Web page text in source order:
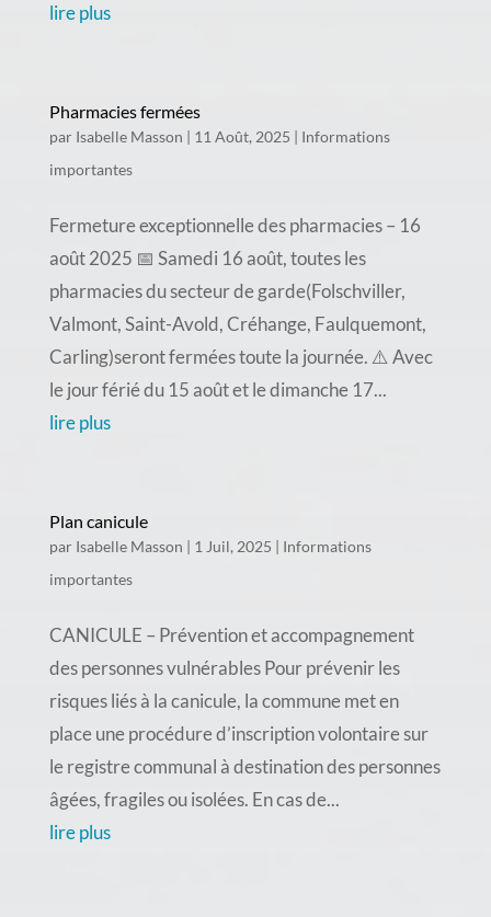
lire plus
Pharmacies fermées
par Isabelle Masson | 11 Août, 2025 | Informations
importantes
Fermeture exceptionnelle des pharmacies – 16
août 2025 📅 Samedi 16 août, toutes les
pharmacies du secteur de garde(Folschviller,
Valmont, Saint-Avold, Créhange, Faulquemont,
Carling)seront fermées toute la journée. ⚠️ Avec
le jour férié du 15 août et le dimanche 17...
lire plus
Plan canicule
par Isabelle Masson | 1 Juil, 2025 | Informations
importantes
CANICULE – Prévention et accompagnement
des personnes vulnérables Pour prévenir les
risques liés à la canicule, la commune met en
place une procédure d’inscription volontaire sur
le registre communal à destination des personnes
âgées, fragiles ou isolées. En cas de...
lire plus